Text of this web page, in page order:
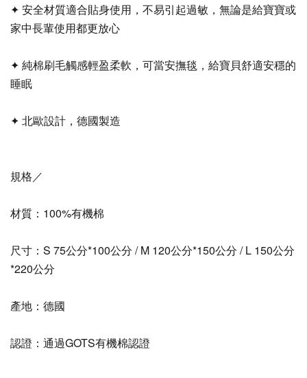
✦ 安全材質適合貼身使用，不易引起過敏，無論是給寶寶或
家中長輩使用都更放心
✦ 純棉刷毛觸感輕盈柔軟，可當安撫毯，給寶貝舒適安穩的
睡眠
✦ 北歐設計，德國製造
規格／
材質：100%有機棉
尺寸：S 75公分*100公分 / M 120公分*150公分 / L 150公分
*220公分
產地：德國
認證：通過GOTS有機棉認證